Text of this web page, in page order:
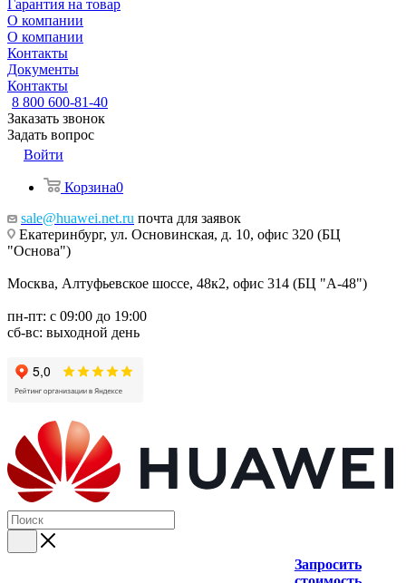
Гарантия на товар
О компании
О компании
Контакты
Документы
Контакты
8 800 600-81-40
Заказать звонок
Задать вопрос
Войти
Корзина0
sale@huawei.net.ru почта для заявок
Екатеринбург, ул. Основинская, д. 10, офис 320 (БЦ
"Основа")
Москва, Алтуфьевское шоссе, 48к2, офис 314 (БЦ "А-48")
пн-пт: с 09:00 до 19:00
сб-вс: выходной день
Запросить